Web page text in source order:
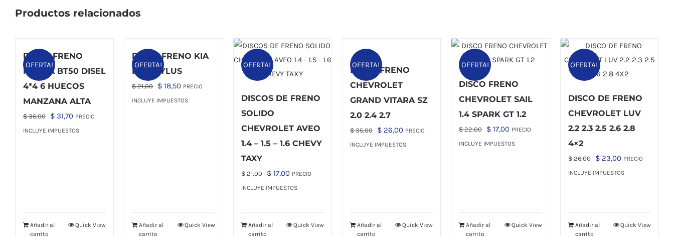
Productos relacionados
OFERTA!
DISCO FRENO
MAZDA BT50 DISEL
4*4 6 HUECOS
MANZANA ALTA
$36,00
El
precio
$ 31,70El
precio
PRECIO
INCLUYE IMPUESTOS
Añadir al
carrito
Quick View
OFERTA!
DISCO FRENO KIA
RIO STYLUS
$21,00
El
precio
$ 18,50El
precio
PRECIO
INCLUYE IMPUESTOS
Añadir al
carrito
Quick View
OFERTA!
DISCOS DE FRENO
SOLIDO
CHEVROLET AVEO
1.4 – 1.5 – 1.6 CHEVY
TAXY
$21,00
El
precio
$ 21,00.
$17,00El
precio
$ 17,00.
PRECIO
INCLUYE IMPUESTOS
Añadir al
carrito
Quick View
OFERTA!
DISCO FRENO
CHEVROLET
GRAND VITARA SZ
2.0 2.4 2.7
$35,00
El
precio
$26,00El
precio
PRECIO
INCLUYE IMPUESTOS
Añadir al
carrito
Quick View
OFERTA!
DISCO FRENO
CHEVROLET SAIL
1.4 SPARK GT 1.2
$22,00
El
precio
$ 17,00El
precio
PRECIO
INCLUYE IMPUESTOS
Añadir al
carrito
Quick View
OFERTA!
DISCO DE FRENO
CHEVROLET LUV
2.2 2.3 2.5 2.6 2.8
4×2
$26,00
El
precio
$23,00El
precio
PRECIO
INCLUYE IMPUESTOS
Añadir al
carrito
Quick View